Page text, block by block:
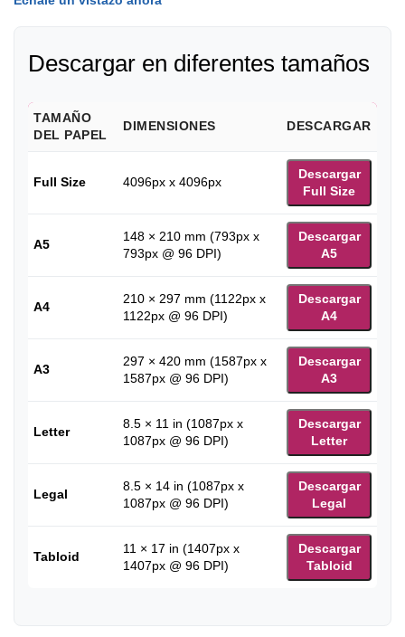
Descargar en diferentes tamaños
TAMAÑO
DEL PAPEL
DIMENSIONES DESCARGAR
Full Size 4096px x 4096px
Descargar
Full Size
A5
148 × 210 mm (793px x
793px @ 96 DPI)
Descargar
A5
A4
210 × 297 mm (1122px x
1122px @ 96 DPI)
Descargar
A4
A3
297 × 420 mm (1587px x
1587px @ 96 DPI)
Descargar
A3
Letter
8.5 × 11 in (1087px x
1087px @ 96 DPI)
Descargar
Letter
Legal
8.5 × 14 in (1087px x
1087px @ 96 DPI)
Descargar
Legal
Tabloid
11 × 17 in (1407px x
1407px @ 96 DPI)
Descargar
Tabloid